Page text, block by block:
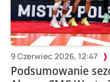
9 Czerwiec 2026, 12:47
Podsumowanie